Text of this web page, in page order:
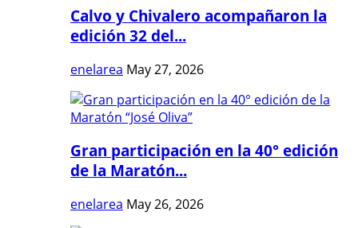
Calvo y Chivalero acompañaron la
edición 32 del...
enelarea May 27, 2026
Gran participación en la 40° edición
de la Maratón...
enelarea May 26, 2026